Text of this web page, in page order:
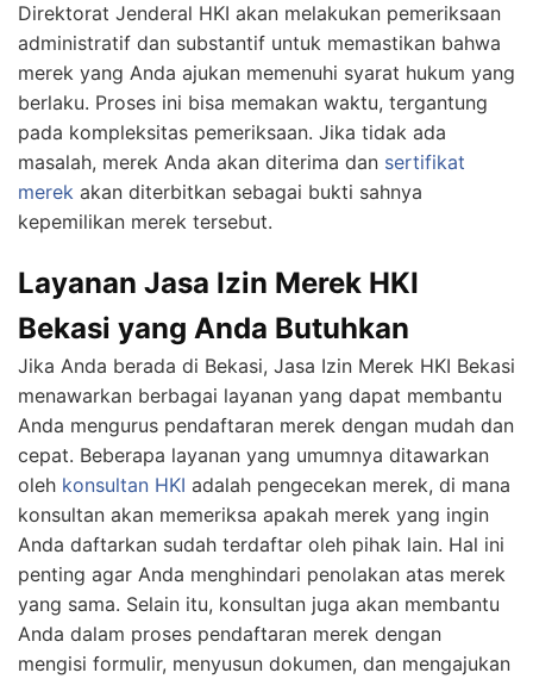
Direktorat Jenderal HKI akan melakukan pemeriksaan
administratif dan substantif untuk memastikan bahwa
merek yang Anda ajukan memenuhi syarat hukum yang
berlaku. Proses ini bisa memakan waktu, tergantung
pada kompleksitas pemeriksaan. Jika tidak ada
masalah, merek Anda akan diterima dan sertifikat
merek akan diterbitkan sebagai bukti sahnya
kepemilikan merek tersebut.
Layanan Jasa Izin Merek HKI
Bekasi yang Anda Butuhkan
Jika Anda berada di Bekasi, Jasa Izin Merek HKI Bekasi
menawarkan berbagai layanan yang dapat membantu
Anda mengurus pendaftaran merek dengan mudah dan
cepat. Beberapa layanan yang umumnya ditawarkan
oleh konsultan HKI adalah pengecekan merek, di mana
konsultan akan memeriksa apakah merek yang ingin
Anda daftarkan sudah terdaftar oleh pihak lain. Hal ini
penting agar Anda menghindari penolakan atas merek
yang sama. Selain itu, konsultan juga akan membantu
Anda dalam proses pendaftaran merek dengan
mengisi formulir, menyusun dokumen, dan mengajukan